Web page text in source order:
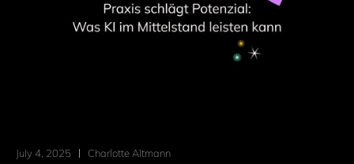
July 4, 2025 Charlotte Altmann